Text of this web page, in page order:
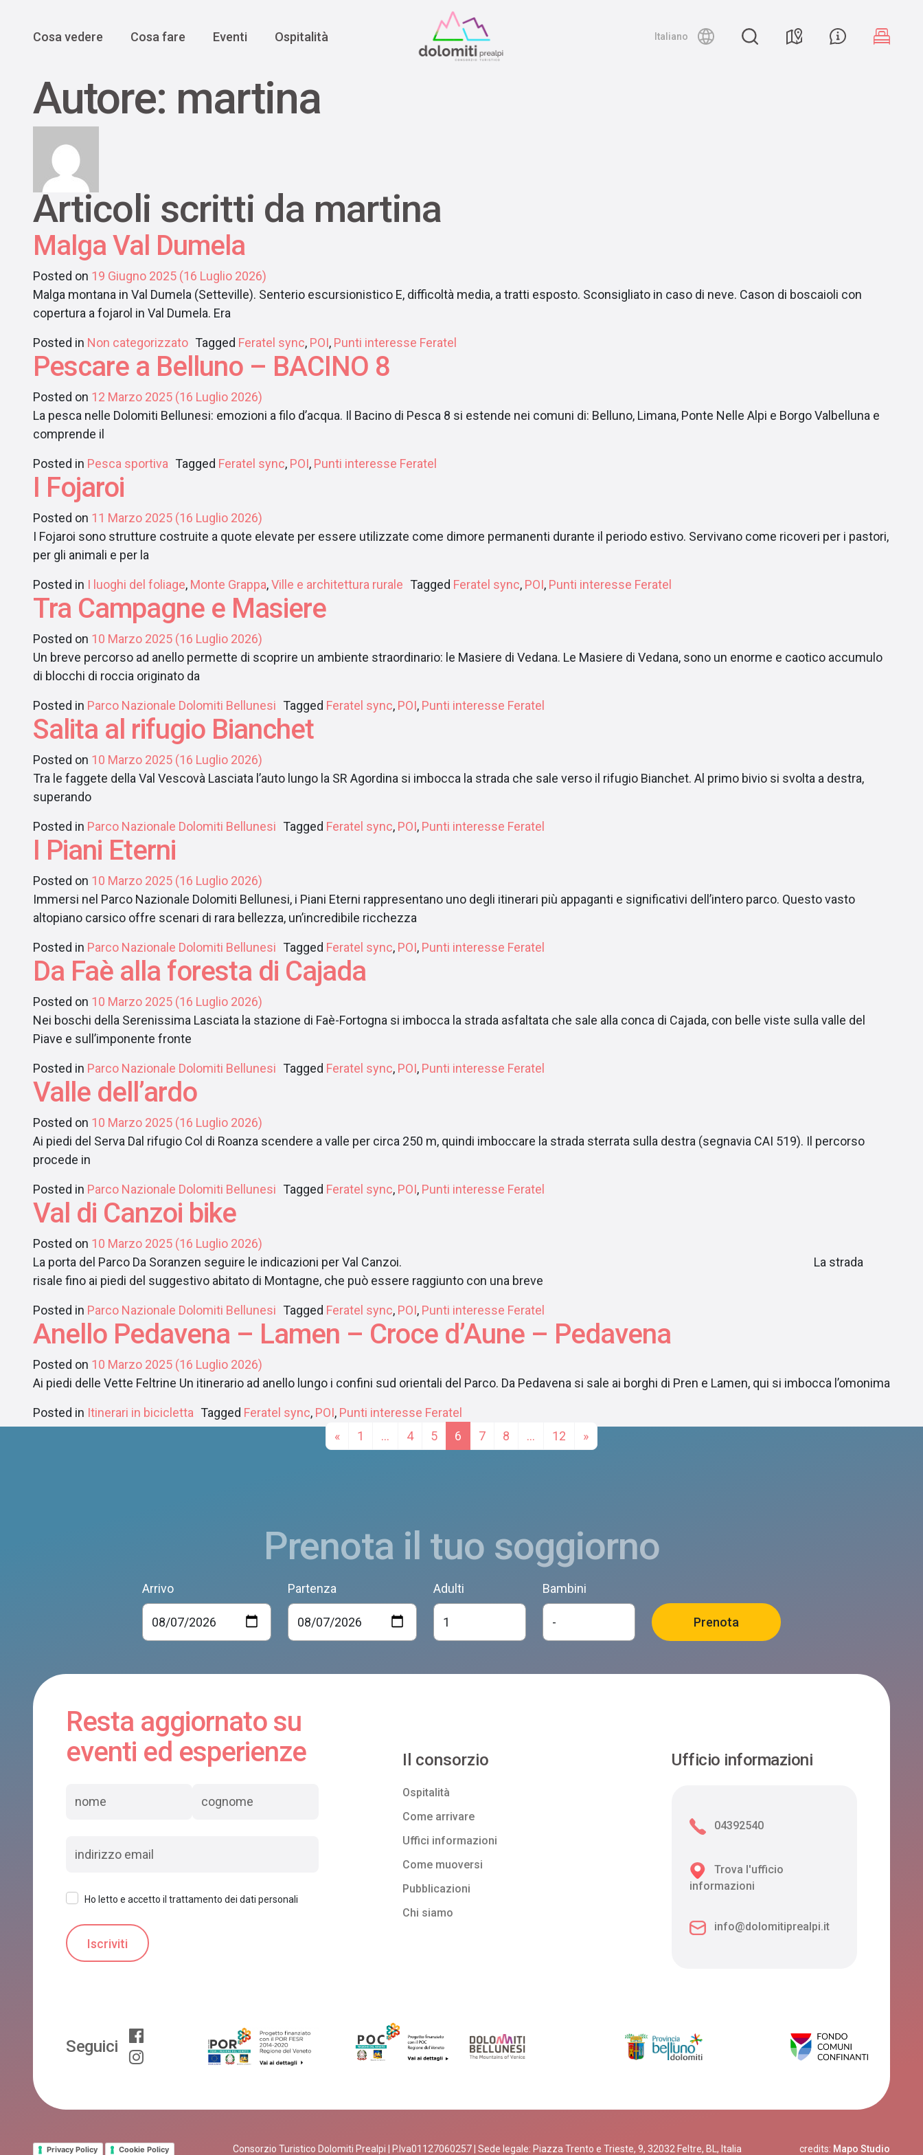
Main Navigation
Cosa vedere Cosa fare Eventi Ospitalità Italiano
Autore: martina
Articoli scritti da martina
Malga Val Dumela
Posted on 19 Giugno 2025 (16 Luglio 2026)
Malga montana in Val Dumela (Setteville). Senterio escursionistico E, difficoltà media, a tratti esposto. Sconsigliato in caso di neve. Cason di boscaioli con
copertura a fojarol in Val Dumela. Era
Posted in Non categorizzato Tagged Feratel sync, POI, Punti interesse Feratel
Pescare a Belluno – BACINO 8
Posted on 12 Marzo 2025 (16 Luglio 2026)
La pesca nelle Dolomiti Bellunesi: emozioni a filo d’acqua. Il Bacino di Pesca 8 si estende nei comuni di: Belluno, Limana, Ponte Nelle Alpi e Borgo Valbelluna e
comprende il
Posted in Pesca sportiva Tagged Feratel sync, POI, Punti interesse Feratel
I Fojaroi
Posted on 11 Marzo 2025 (16 Luglio 2026)
I Fojaroi sono strutture costruite a quote elevate per essere utilizzate come dimore permanenti durante il periodo estivo. Servivano come ricoveri per i pastori,
per gli animali e per la
Posted in I luoghi del foliage, Monte Grappa,Ville e architettura rurale Tagged Feratel sync, POI, Punti interesse Feratel
Tra Campagne e Masiere
Posted on 10 Marzo 2025 (16 Luglio 2026)
Un breve percorso ad anello permette di scoprire un ambiente straordinario: le Masiere di Vedana. Le Masiere di Vedana, sono un enorme e caotico accumulo
di blocchi di roccia originato da
Posted in Parco Nazionale Dolomiti Bellunesi Tagged Feratel sync, POI, Punti interesse Feratel
Salita al rifugio Bianchet
Posted on 10 Marzo 2025 (16 Luglio 2026)
Tra le faggete della Val Vescovà Lasciata l’auto lungo la SR Agordina si imbocca la strada che sale verso il rifugio Bianchet. Al primo bivio si svolta a destra,
superando
Posted in Parco Nazionale Dolomiti Bellunesi Tagged Feratel sync, POI, Punti interesse Feratel
I Piani Eterni
Posted on 10 Marzo 2025 (16 Luglio 2026)
Immersi nel Parco Nazionale Dolomiti Bellunesi, i Piani Eterni rappresentano uno degli itinerari più appaganti e significativi dell’intero parco. Questo vasto
altopiano carsico offre scenari di rara bellezza, un’incredibile ricchezza
Posted in Parco Nazionale Dolomiti Bellunesi Tagged Feratel sync, POI, Punti interesse Feratel
Da Faè alla foresta di Cajada
Posted on 10 Marzo 2025 (16 Luglio 2026)
Nei boschi della Serenissima Lasciata la stazione di Faè-Fortogna si imbocca la strada asfaltata che sale alla conca di Cajada, con belle viste sulla valle del
Piave e sull’imponente fronte
Posted in Parco Nazionale Dolomiti Bellunesi Tagged Feratel sync, POI, Punti interesse Feratel
Valle dell’ardo
Posted on 10 Marzo 2025 (16 Luglio 2026)
Ai piedi del Serva Dal rifugio Col di Roanza scendere a valle per circa 250 m, quindi imboccare la strada sterrata sulla destra (segnavia CAI 519). Il percorso
procede in
Posted in Parco Nazionale Dolomiti Bellunesi Tagged Feratel sync, POI, Punti interesse Feratel
Val di Canzoi bike
Posted on 10 Marzo 2025 (16 Luglio 2026)
La porta del Parco Da Soranzen seguire le indicazioni per Val Canzoi. La strada
risale fino ai piedi del suggestivo abitato di Montagne, che può essere raggiunto con una breve
Posted in Parco Nazionale Dolomiti Bellunesi Tagged Feratel sync, POI, Punti interesse Feratel
Anello Pedavena – Lamen – Croce d’Aune – Pedavena
Posted on 10 Marzo 2025 (16 Luglio 2026)
Ai piedi delle Vette Feltrine Un itinerario ad anello lungo i confini sud orientali del Parco. Da Pedavena si sale ai borghi di Pren e Lamen, qui si imbocca l’omonima
Posted in Itinerari in bicicletta Tagged Feratel sync, POI, Punti interesse Feratel
Posts navigation
« 1 … 4 5 6 7 8 … 12 »
Prenota il tuo soggiorno
Arrivo Partenza Adulti Bambini
Resta aggiornato su
eventi ed esperienze
Ho letto e accetto il trattamento dei dati personali
Il consorzio
Ospitalità
Come arrivare
Uffici informazioni
Come muoversi
Pubblicazioni
Chi siamo
Ufficio informazioni
04392540
Trova l'ufficio
informazioni
info@dolomitiprealpi.it
Seguici
Privacy Policy Cookie Policy Consorzio Turistico Dolomiti Prealpi | P.Iva01127060257 | Sede legale: Piazza Trento e Trieste, 9, 32032 Feltre, BL, Italia credits: Mapo Studio